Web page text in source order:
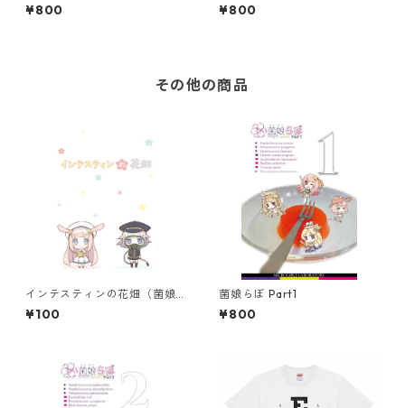
¥800 ¥800
その他の商品
インテスティンの花畑（菌娘
漫画）
¥100
菌娘らぼ Part1
¥800